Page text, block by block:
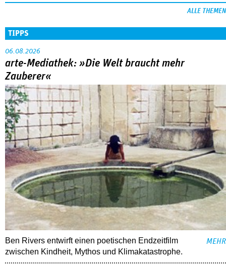
ALLE THEMEN
TIPPS
06.08.2026
arte-Mediathek: »Die Welt braucht mehr
Zauberer«
Ben Rivers entwirft einen poetischen Endzeitfilm
zwischen Kindheit, Mythos und Klimakatastrophe.
MEHR